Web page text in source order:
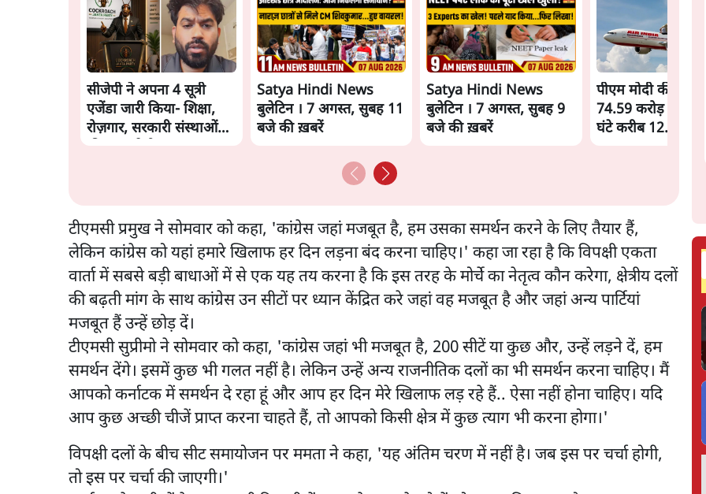
सीजेपी ने अपना 4 सूत्री
एजेंडा जारी किया- शिक्षा,
रोज़गार, सरकारी संस्थाओं
Satya Hindi News
बुलेटिन । 7 अगस्त, सुबह 11
बजे की ख़बरें
Satya Hindi News
बुलेटिन । 7 अगस्त, सुबह 9
बजे की ख़बरें
पीएम मोदी की विदेश
74.59 करोड़ रुपये
घंटे करीब 12.4 लाख
टीएमसी प्रमुख ने सोमवार को कहा, 'कांग्रेस जहां मजबूत है, हम उसका समर्थन करने के लिए तैयार हैं,
लेकिन कांग्रेस को यहां हमारे खिलाफ हर दिन लड़ना बंद करना चाहिए।' कहा जा रहा है कि विपक्षी एकता
वार्ता में सबसे बड़ी बाधाओं में से एक यह तय करना है कि इस तरह के मोर्चे का नेतृत्व कौन करेगा, क्षेत्रीय दलों
की बढ़ती मांग के साथ कांग्रेस उन सीटों पर ध्यान केंद्रित करे जहां वह मजबूत है और जहां अन्य पार्टियां
मजबूत हैं उन्हें छोड़ दें।
टीएमसी सुप्रीमो ने सोमवार को कहा, 'कांग्रेस जहां भी मजबूत है, 200 सीटें या कुछ और, उन्हें लड़ने दें, हम
समर्थन देंगे। इसमें कुछ भी गलत नहीं है। लेकिन उन्हें अन्य राजनीतिक दलों का भी समर्थन करना चाहिए। मैं
आपको कर्नाटक में समर्थन दे रहा हूं और आप हर दिन मेरे खिलाफ लड़ रहे हैं.. ऐसा नहीं होना चाहिए। यदि
आप कुछ अच्छी चीजें प्राप्त करना चाहते हैं, तो आपको किसी क्षेत्र में कुछ त्याग भी करना होगा।'
विपक्षी दलों के बीच सीट समायोजन पर ममता ने कहा, 'यह अंतिम चरण में नहीं है। जब इस पर चर्चा होगी,
तो इस पर चर्चा की जाएगी।'